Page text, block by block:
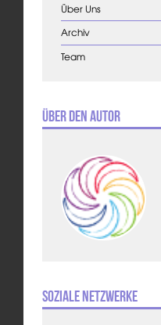
Über Uns
Archiv
Team
Über den Autor
Soziale Netzwerke